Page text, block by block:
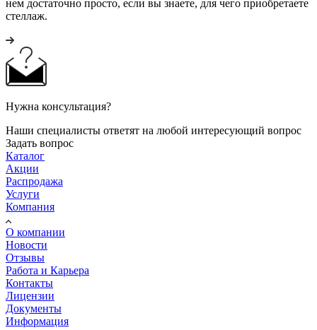
нем достаточно просто, если вы знаете, для чего приобретаете
стеллаж.
Нужна консультация?
Наши специалисты ответят на любой интересующий вопрос
Задать вопрос
Каталог
Акции
Распродажа
Услуги
Компания
О компании
Новости
Отзывы
Работа и Карьера
Контакты
Лицензии
Документы
Информация